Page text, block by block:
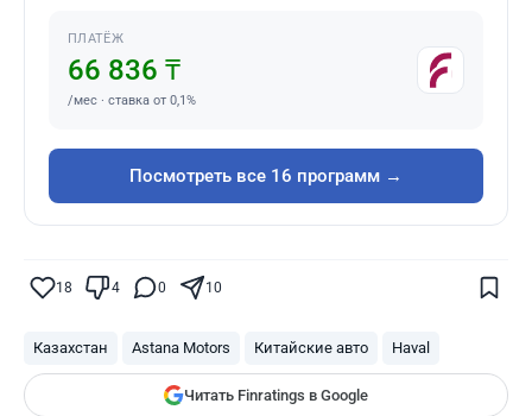
ПЛАТЁЖ
66 836 ₸
/мес · ставка от 0,1%
Посмотреть все 16 программ →
18 4 0 10
Казахстан Astana Motors Китайские авто Haval
Читать Finratings в Google
показываться вам